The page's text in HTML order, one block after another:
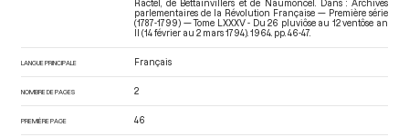
Ractel, de Bettainvillers et de Naumoncel. Dans : Archives
parlementaires de la Révolution Française — Première série
(1787-1799) — Tome LXXXV - Du 26 pluviôse au 12 ventôse an
II (14 février au 2 mars 1794) . 1964. pp. 46-47.
LANGUE PRINCIPALE Français
NOMBRE DE PAGES 2
PREMIÈRE PAGE 46